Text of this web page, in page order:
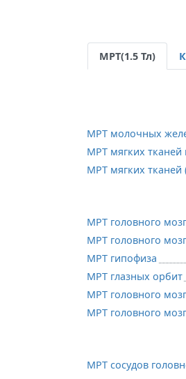
МРТ(1.5 Тл)
МРТ молочных
МРТ мягких
МРТ мягких тканей
МРТ головного
МРТ головного
МРТ гипофиза
МРТ глазных орбит
МРТ головного
МРТ головного
МРТ сосудов